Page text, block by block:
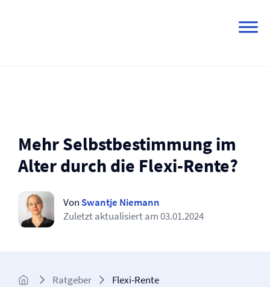
Mehr Selbstbestimmung im
Alter durch die Flexi-Rente?
Von Swantje Niemann
Zuletzt aktualisiert am03.01.2024
Ratgeber Flexi-Rente